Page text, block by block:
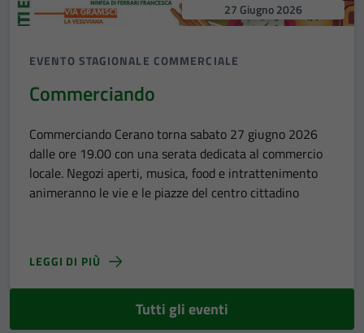
27 Giugno 2026
EVENTO STAGIONALE COMMERCIALE
Commerciando
Commerciando Cerano torna sabato 27 giugno 2026
dalle ore 19.00 con una serata dedicata al commercio
locale. Negozi aperti, musica, food e intrattenimento
animeranno le vie e le piazze del centro cittadino
LEGGI DI PIÙ
Tutti gli eventi